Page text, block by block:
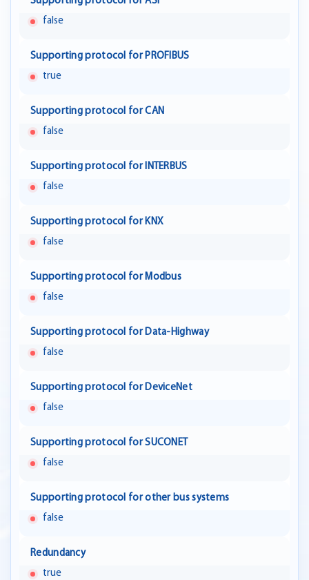
false
Supporting protocol for PROFIBUS
true
Supporting protocol for CAN
false
Supporting protocol for INTERBUS
false
Supporting protocol for KNX
false
Supporting protocol for Modbus
false
Supporting protocol for Data-Highway
false
Supporting protocol for DeviceNet
false
Supporting protocol for SUCONET
false
Supporting protocol for other bus systems
false
Redundancy
true